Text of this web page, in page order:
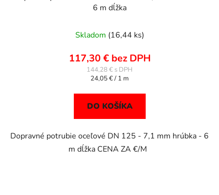
6 m dĺžka
Skladom (16,44 ks)
117,30 € bez DPH
144,28 €
Jednotková
24,05 € / 1 m
DO KOŠÍKA
Dopravné potrubie oceľové DN 125 - 7,1 mm hrúbka - 6
m dĺžka CENA ZA €/M